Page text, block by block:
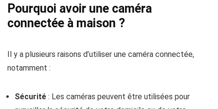
Pourquoi avoir une caméra
connectée à maison ?
Il y a plusieurs raisons d’utiliser une caméra connectée,
notamment :
Sécurité : Les caméras peuvent être utilisées pour